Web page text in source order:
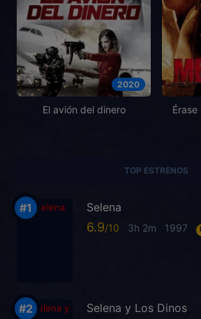
2020
El avión del dinero
TOP ESTRENOS
Selena
6.9 3h 2m 1997
Selena y Los Dinos